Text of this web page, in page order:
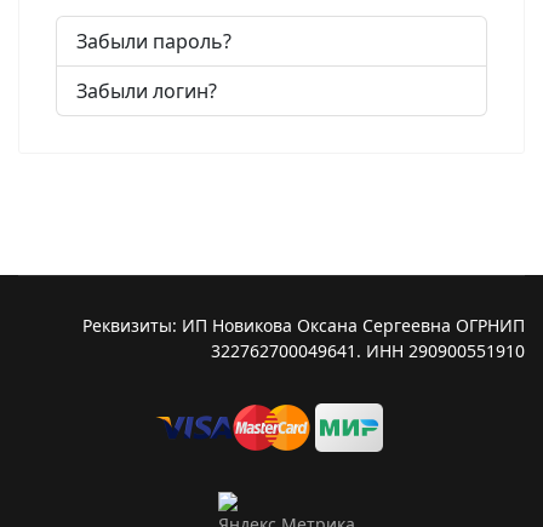
Забыли пароль?
Забыли логин?
Реквизиты: ИП Новикова Оксана Сергеевна ОГРНИП
322762700049641. ИНН 290900551910